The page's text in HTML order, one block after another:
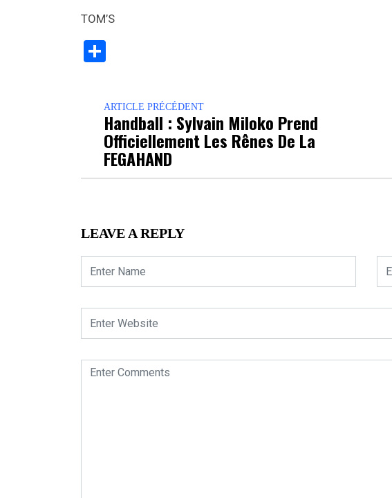
TOM’S
ARTICLE PRÉCÉDENT
Handball : Sylvain Miloko Prend
Officiellement Les Rênes De La
FEGAHAND
LEAVE A REPLY